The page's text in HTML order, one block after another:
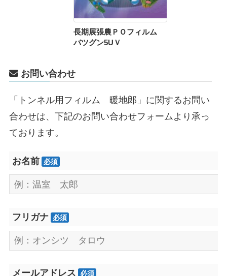
長期展張農ＰＯフィルム
バツグン5UＶ
お問い合わせ
「トンネル用フィルム 暖地郎」に関するお問い
合わせは、下記のお問い合わせフォームより承っ
ております。
お名前 必須
フリガナ 必須
メールアドレス 必須